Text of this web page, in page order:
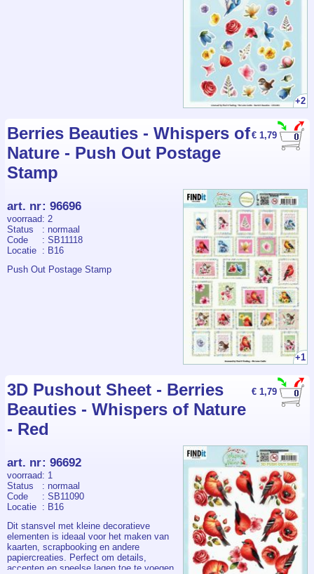
+2
€ 1,79
Berries Beauties - Whispers of
Nature - Push Out Postage
Stamp
+1
art. nr: 96696
voorraad: 2
Status
: normaal
Code
: SB11118
Locatie : B16
Push Out Postage Stamp
€ 1,79
3D Pushout Sheet - Berries
Beauties - Whispers of Nature
- Red
art. nr: 96692
voorraad: 1
Status
: normaal
Code
: SB11090
Locatie : B16
Dit stansvel met kleine decoratieve
elementen is ideaal voor het maken van
kaarten, scrapbooking en andere
papiercreaties. Perfect om details,
accenten en speelse lagen toe te voegen